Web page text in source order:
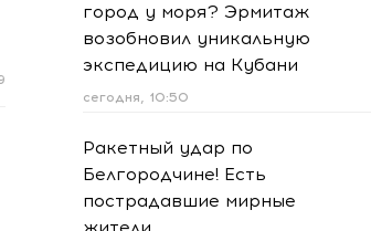
город у моря? Эрмитаж
возобновил уникальную
экспедицию на Кубани
сегодня, 10:50
Ракетный удар по
Белгородчине! Есть
пострадавшие мирные